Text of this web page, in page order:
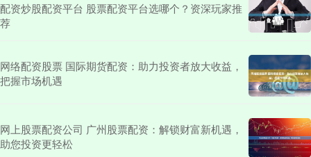
配资炒股配资平台 股票配资平台选哪个？资深玩家推
荐
网络配资股票 国际期货配资：助力投资者放大收益，
把握市场机遇
网上股票配资公司 广州股票配资：解锁财富新机遇，
助您投资更轻松